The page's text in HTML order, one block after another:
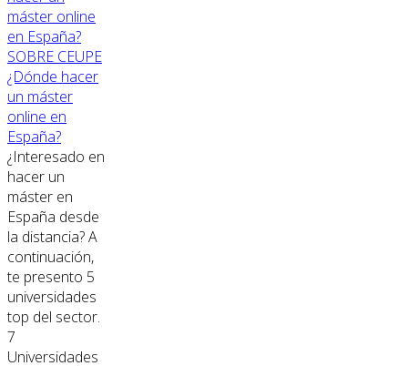
SOBRE CEUPE
¿Dónde hacer
un máster
online en
España?
¿Interesado en
hacer un
máster en
España desde
la distancia? A
continuación,
te presento 5
universidades
top del sector.
7
Universidades